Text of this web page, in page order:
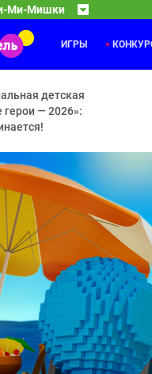
Ми-Мишки
ведут мишки — По
ИГРЫ
детская
— 2026»: